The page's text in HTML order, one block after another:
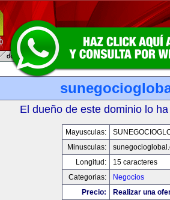
El dueño de este dominio lo
Mayusculas:
Minusculas:
Longitud:
15 caracteres
Categorias:
Negocios
Precio:
Realizar una